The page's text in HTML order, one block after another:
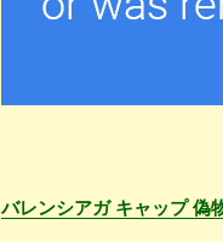
バレンシアガ キャップ 偽